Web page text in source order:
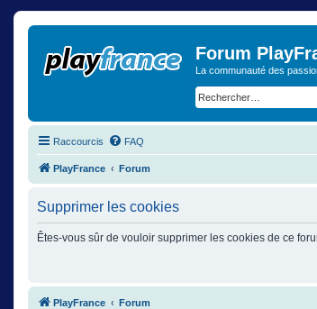
Forum
La communauté des
Raccourcis FAQ
PlayFrance Forum
Supprimer les cookies
Êtes-vous sûr de vouloir supprimer les cookies de ce
PlayFrance Forum